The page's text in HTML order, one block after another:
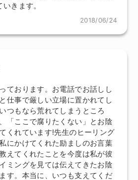
きます。
2018/06/24
ております。お電話でお話しし
仕事で厳しい立場に置かれてし
つもなら荒れてしまうところ
「ここで腐りたくない」とお陰
くれています!先生のヒーリング
にかけてくれた励ましのお言葉
えてくれたことを今度は私が彼
ミングを見ては伝えてきたお陰
す。本当に、いつも支えてくだ